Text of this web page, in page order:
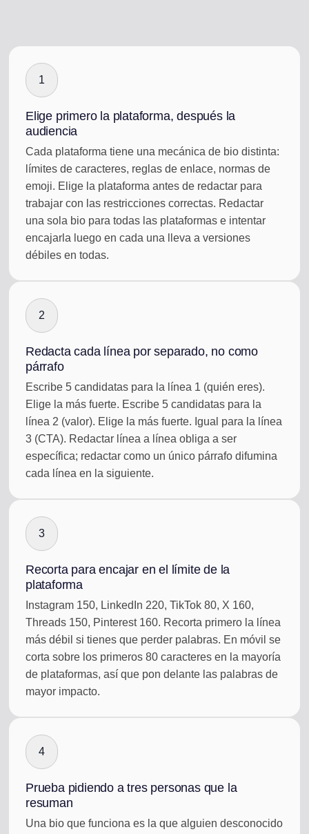
1
Elige primero la plataforma, después la
audiencia
Cada plataforma tiene una mecánica de bio distinta:
límites de caracteres, reglas de enlace, normas de
emoji. Elige la plataforma antes de redactar para
trabajar con las restricciones correctas. Redactar
una sola bio para todas las plataformas e intentar
encajarla luego en cada una lleva a versiones
débiles en todas.
2
Redacta cada línea por separado, no como
párrafo
Escribe 5 candidatas para la línea 1 (quién eres).
Elige la más fuerte. Escribe 5 candidatas para la
línea 2 (valor). Elige la más fuerte. Igual para la línea
3 (CTA). Redactar línea a línea obliga a ser
específica; redactar como un único párrafo difumina
cada línea en la siguiente.
3
Recorta para encajar en el límite de la
plataforma
Instagram 150, LinkedIn 220, TikTok 80, X 160,
Threads 150, Pinterest 160. Recorta primero la línea
más débil si tienes que perder palabras. En móvil se
corta sobre los primeros 80 caracteres en la mayoría
de plataformas, así que pon delante las palabras de
mayor impacto.
4
Prueba pidiendo a tres personas que la
resuman
Una bio que funciona es la que alguien desconocido